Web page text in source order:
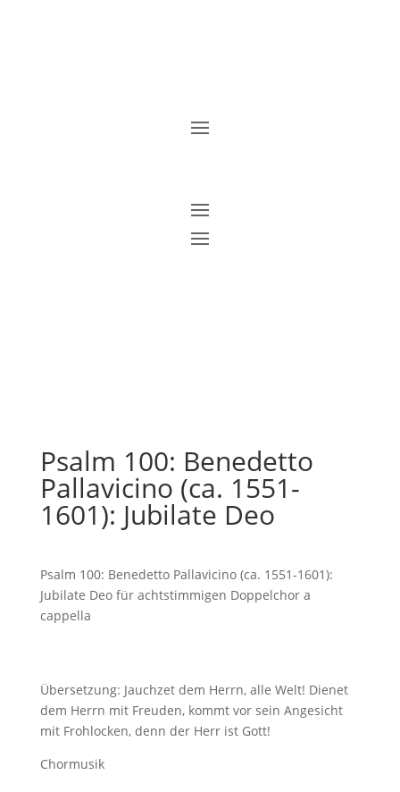
Psalm 100: Benedetto
Pallavicino (ca. 1551-
1601): Jubilate Deo
Psalm 100: Benedetto Pallavicino (ca. 1551-1601):
Jubilate Deo für achtstimmigen Doppelchor a
cappella
Übersetzung: Jauchzet dem Herrn, alle Welt! Dienet
dem Herrn mit Freuden, kommt vor sein Angesicht
mit Frohlocken, denn der Herr ist Gott!
Chormusik